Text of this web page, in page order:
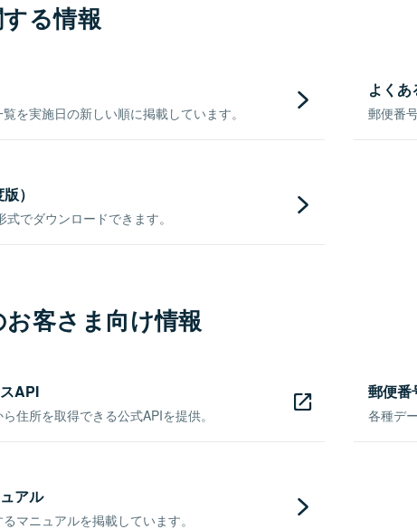
る情報
を実施日の新しい順に掲載しています。
よく
郵便番
）
でダウンロードできます。
客さま向け情報
API
住所を取得できる公式APIを提供。
郵便番
各種デ
アル
マニュアルを掲載しています。